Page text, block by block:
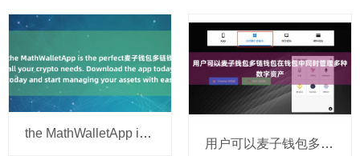
the MathWalletApp is the perfect麦子钱包多链钱包 companion
用户可以麦子钱包多链钱包在钱包中同时管理多种数字资产